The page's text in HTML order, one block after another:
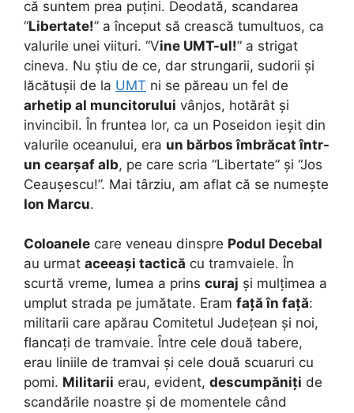
că suntem prea puțini. Deodată, scandarea
“Libertate!” a început să crească tumultuos, ca
valurile unei viituri. “Vine UMT-ul!” a strigat
cineva. Nu știu de ce, dar strungarii, sudorii și
lăcătușii de la UMT ni se păreau un fel de
arhetip al muncitorului vânjos, hotărât și
invincibil. În fruntea lor, ca un Poseidon ieșit din
valurile oceanului, era un bărbos îmbrăcat într-
un cearșaf alb, pe care scria “Libertate” și “Jos
Ceaușescu!”. Mai târziu, am aflat că se numește
Ion Marcu.
Coloanele care veneau dinspre Podul Decebal
au urmat aceeași tactică cu tramvaiele. În
scurtă vreme, lumea a prins curaj și mulțimea a
umplut strada pe jumătate. Eram față în față:
militarii care apărau Comitetul Județean și noi,
flancați de tramvaie. Între cele două tabere,
erau liniile de tramvai și cele două scuaruri cu
pomi. Militarii erau, evident, descumpăniți de
scandările noastre și de momentele când